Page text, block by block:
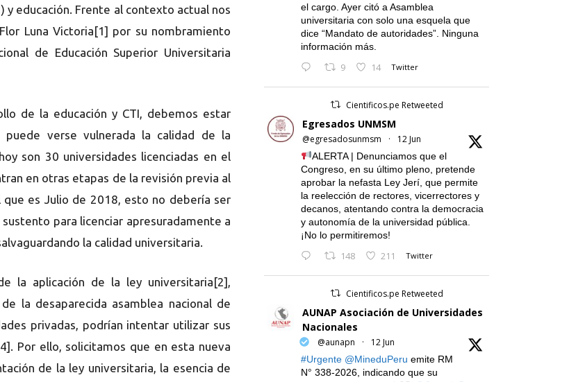
y educación. Frente al contexto actual nos
Luna Victoria[1] por su nombramiento
de Educación Superior Universitaria
de la educación y CTI, debemos estar
verse vulnerada la calidad de la
son 30 universidades licenciadas en el
en otras etapas de la revisión previa al
es Julio de 2018, esto no debería ser
para licenciar apresuradamente a
la calidad universitaria.
la aplicación de la ley universitaria[2],
la desaparecida asamblea nacional de
privadas, podrían intentar utilizar sus
Por ello, solicitamos que en esta nueva
de la ley universitaria, la esencia de
el cargo. Ayer citó a Asamblea
universitaria con solo una esquela que
dice “Mandato de autoridades”. Ninguna
información más.
9 14 Twitter
Cientificos.pe Retweeted
Egresados UNMSM
@egresadosunmsm · 12 Jun
ALERTA | Denunciamos que el
Congreso, en su último pleno, pretende
aprobar la nefasta Ley Jerí, que permite
la reelección de rectores, vicerrectores y
decanos, atentando contra la democracia
y autonomía de la universidad pública.
¡No lo permitiremos!
148 211 Twitter
Cientificos.pe Retweeted
AUNAP Asociación de Universidades
Nacionales
@aunapn · 12 Jun
#Urgente @MineduPeru emite RM
N° 338-2026, indicando que su